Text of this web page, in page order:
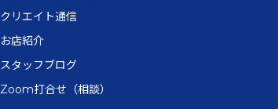
クリエイト通信
お店紹介
スタッフブログ
Zoom打合せ（相談）